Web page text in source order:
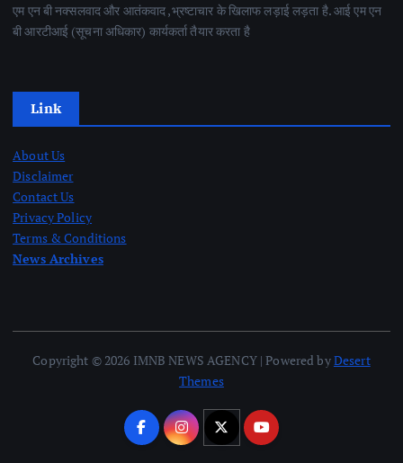
एम एन बी नक्सलवाद और आतंकवाद ,भ्रष्टाचार के खिलाफ लड़ाई लड़ता है. आई एम एन
बी आरटीआई (सूचना अधिकार) कार्यकर्ता तैयार करता है
Link
About Us
Disclaimer
Contact Us
Privacy Policy
Terms & Conditions
News Archives
Copyright © 2026 IMNB NEWS AGENCY | Powered byDesert
Themes